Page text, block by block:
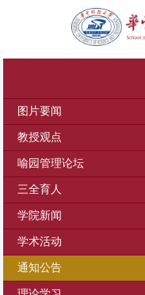
图片要闻
教授观点
喻园管理论坛
三全育人
学院新闻
学术活动
通知公告